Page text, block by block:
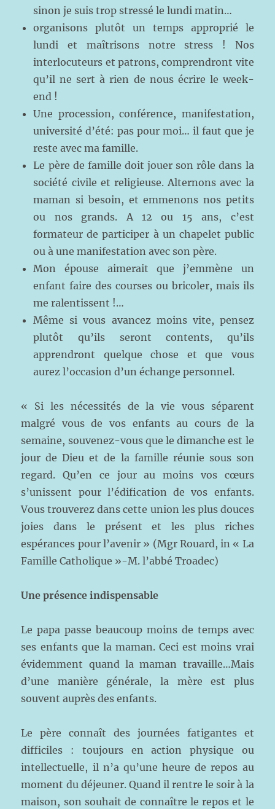
sinon je suis trop stressé le lundi matin…
organisons plutôt un temps approprié le
lundi et maîtrisons notre stress ! Nos
interlocuteurs et patrons, comprendront vite
qu’il ne sert à rien de nous écrire le week-
end !
Une procession, conférence, manifestation,
université d’été: pas pour moi… il faut que je
reste avec ma famille.
Le père de famille doit jouer son rôle dans la
société civile et religieuse. Alternons avec la
maman si besoin, et emmenons nos petits
ou nos grands. A 12 ou 15 ans, c’est
formateur de participer à un chapelet public
ou à une manifestation avec son père.
Mon épouse aimerait que j’emmène un
enfant faire des courses ou bricoler, mais ils
me ralentissent !…
Même si vous avancez moins vite, pensez
plutôt qu’ils seront contents, qu’ils
apprendront quelque chose et que vous
aurez l’occasion d’un échange personnel.
« Si les nécessités de la vie vous séparent
malgré vous de vos enfants au cours de la
semaine, souvenez-vous que le dimanche est le
jour de Dieu et de la famille réunie sous son
regard. Qu’en ce jour au moins vos cœurs
s’unissent pour l’édification de vos enfants.
Vous trouverez dans cette union les plus douces
joies dans le présent et les plus riches
espérances pour l’avenir » (Mgr Rouard, in « La
Famille Catholique »-M. l’abbé Troadec)
Une présence indispensable
Le papa passe beaucoup moins de temps avec
ses enfants que la maman. Ceci est moins vrai
évidemment quand la maman travaille…Mais
d’une manière générale, la mère est plus
souvent auprès des enfants.
Le père connaît des journées fatigantes et
difficiles : toujours en action physique ou
intellectuelle, il n’a qu’une heure de repos au
moment du déjeuner. Quand il rentre le soir à la
maison, son souhait de connaître le repos et le